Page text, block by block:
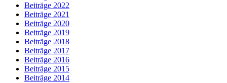
Beiträge 2022
Beiträge 2021
Beiträge 2020
Beiträge 2019
Beiträge 2018
Beiträge 2017
Beiträge 2016
Beiträge 2015
Beiträge 2014